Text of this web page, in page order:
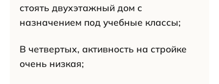
стоять двухэтажный дом с
назначением под учебные классы;
В четвертых, активность на стройке
очень низкая;